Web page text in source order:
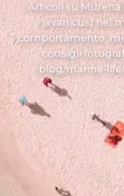
Articoli su
javanicus) nel
comportamento,
consigli
blog/marine-